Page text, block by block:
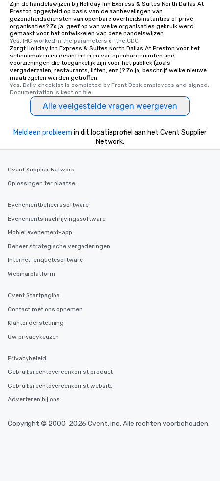
Zijn de handelswijzen bij Holiday Inn Express & Suites North Dallas At
Preston opgesteld op basis van de aanbevelingen van
gezondheidsdiensten van openbare overheidsinstanties of privé-
organisaties? Zo ja, geef op van welke organisaties gebruik werd
gemaakt voor het ontwikkelen van deze handelswijzen.
Yes, IHG worked in the parameters of the CDC.
Zorgt Holiday Inn Express & Suites North Dallas At Preston voor het
schoonmaken en desinfecteren van openbare ruimten and
voorzieningen die toegankelijk zijn voor het publiek (zoals
vergaderzalen, restaurants, liften, enz.)? Zo ja, beschrijf welke nieuwe
maatregelen worden getroffen.
Yes, Daily checklist is completed by Front Desk employees and signed.
Documentation is kept on file.
Alle veelgestelde vragen weergeven
Meld een probleem in dit locatieprofiel aan het Cvent Supplier
Network.
Cvent Supplier Network
Oplossingen ter plaatse
Evenementbeheerssoftware
Evenementsinschrijvingssoftware
Mobiel evenement-app
Beheer strategische vergaderingen
Internet-enquêtesoftware
Webinarplatform
Cvent Startpagina
Contact met ons opnemen
Klantondersteuning
Uw privacykeuzen
Privacybeleid
Gebruiksrechtovereenkomst product
Gebruiksrechtovereenkomst website
Adverteren bij ons
Copyright © 2000-2026 Cvent, Inc. Alle rechten voorbehouden.